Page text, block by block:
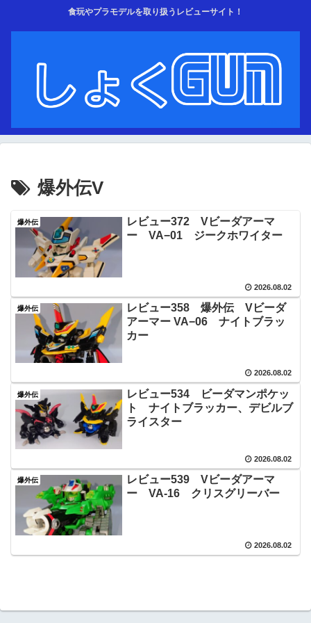
食玩やプラモデルを取り扱うレビューサイト！
爆外伝V
爆外伝
レビュー372 Vビーダアーマ
ー VA−01 ジークホワイター
2026.08.02
爆外伝
レビュー358 爆外伝 Vビーダ
アーマー VA−06 ナイトブラッ
カー
2026.08.02
爆外伝
レビュー534 ビーダマンポケッ
ト ナイトブラッカー、デビルブ
ライスター
2026.08.02
爆外伝
レビュー539 Vビーダアーマ
ー VA‐16 クリスグリーバー
2026.08.02